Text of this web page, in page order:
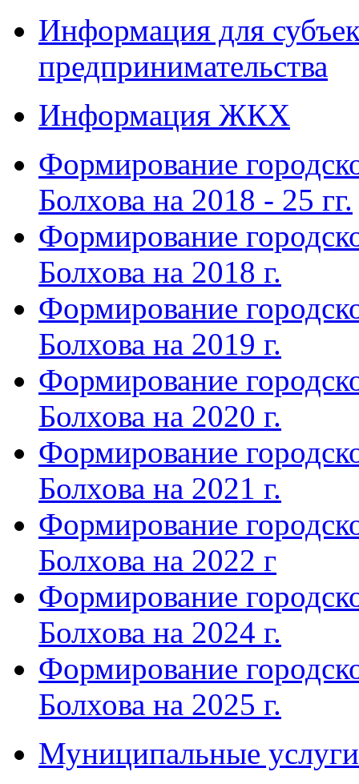
Информация для
предпринимательства
Информация ЖКХ
Формирование
Болхова на 2018 - 25 гг.
Формирование
Болхова на 2018 г.
Формирование
Болхова на 2019 г.
Формирование
Болхова на 2020 г.
Формирование
Болхова на 2021 г.
Формирование
Болхова на 2022 г
Формирование
Болхова на 2024 г.
Формирование
Болхова на 2025 г.
Муниципальные услуги